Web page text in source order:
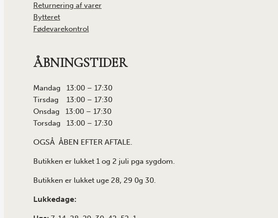
Returnering af varer
Bytteret
Fødevarekontrol
ÅBNINGSTIDER
Mandag 13:00 – 17:30
Tirsdag 13:00 – 17:30
Onsdag 13:00 – 17:30
Torsdag 13:00 – 17:30
OGSÅ ÅBEN EFTER AFTALE.
Butikken er lukket 1 og 2 juli pga sygdom.
Butikken er lukket uge 28, 29 0g 30.
Lukkedage: